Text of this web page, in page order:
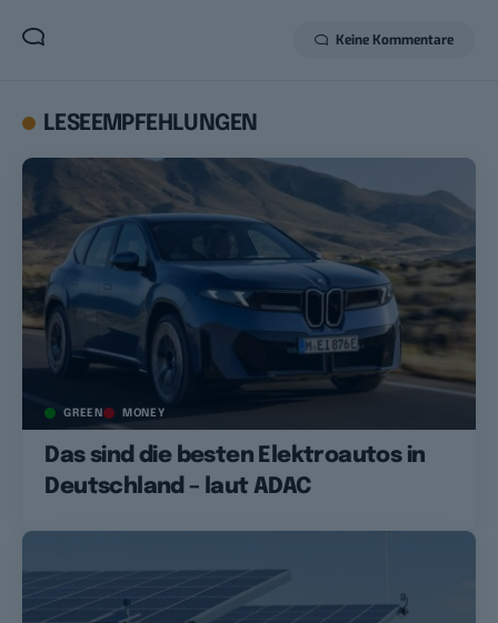
Keine Kommentare
LESEEMPFEHLUNGEN
GREEN MONEY
Das sind die besten Elektroautos in
Deutschland – laut ADAC